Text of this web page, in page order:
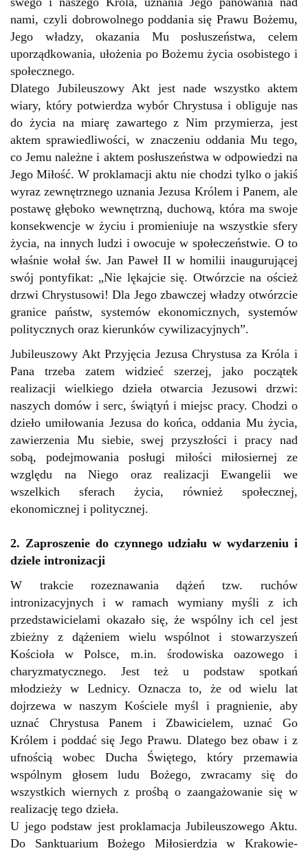
nami, czyli dobrowolnego poddania się Prawu Bożemu,
Jego władzy, okazania Mu posłuszeństwa, celem
uporządkowania, ułożenia po Bożemu życia osobistego i
społecznego.
Dlatego Jubileuszowy Akt jest nade wszystko aktem
wiary, który potwierdza wybór Chrystusa i obliguje nas
do życia na miarę zawartego z Nim przymierza, jest
aktem sprawiedliwości, w znaczeniu oddania Mu tego,
co Jemu należne i aktem posłuszeństwa w odpowiedzi na
Jego Miłość. W proklamacji aktu nie chodzi tylko o jakiś
wyraz zewnętrznego uznania Jezusa Królem i Panem, ale
postawę głęboko wewnętrzną, duchową, która ma swoje
konsekwencje w życiu i promieniuje na wszystkie sfery
życia, na innych ludzi i owocuje w społeczeństwie. O to
właśnie wołał św. Jan Paweł II w homilii inaugurującej
swój pontyfikat: „Nie lękajcie się. Otwórzcie na oścież
drzwi Chrystusowi! Dla Jego zbawczej władzy otwórzcie
granice państw, systemów ekonomicznych, systemów
politycznych oraz kierunków cywilizacyjnych”.
Jubileuszowy Akt Przyjęcia Jezusa Chrystusa za Króla i
Pana trzeba zatem widzieć szerzej, jako początek
realizacji wielkiego dzieła otwarcia Jezusowi drzwi:
naszych domów i serc, świątyń i miejsc pracy. Chodzi o
dzieło umiłowania Jezusa do końca, oddania Mu życia,
zawierzenia Mu siebie, swej przyszłości i pracy nad
sobą, podejmowania posługi miłości miłosiernej ze
względu na Niego oraz realizacji Ewangelii we
wszelkich sferach życia, również społecznej,
ekonomicznej i politycznej.
2. Zaproszenie do czynnego udziału w wydarzeniu i
dziele intronizacji
W trakcie rozeznawania dążeń tzw. ruchów
intronizacyjnych i w ramach wymiany myśli z ich
przedstawicielami okazało się, że wspólny ich cel jest
zbieżny z dążeniem wielu wspólnot i stowarzyszeń
Kościoła w Polsce, m.in. środowiska oazowego i
charyzmatycznego. Jest też u podstaw spotkań
młodzieży w Lednicy. Oznacza to, że od wielu lat
dojrzewa w naszym Kościele myśl i pragnienie, aby
uznać Chrystusa Panem i Zbawicielem, uznać Go
Królem i poddać się Jego Prawu. Dlatego bez obaw i z
ufnością wobec Ducha Świętego, który przemawia
wspólnym głosem ludu Bożego, zwracamy się do
wszystkich wiernych z prośbą o zaangażowanie się w
realizację tego dzieła.
U jego podstaw jest proklamacja Jubileuszowego Aktu.
Do Sanktuarium Bożego Miłosierdzia w Krakowie-